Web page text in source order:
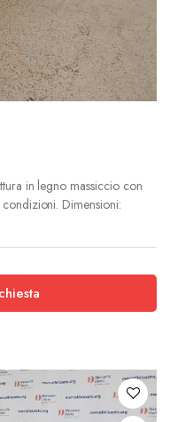
in legno massiccio con
Dimensioni: